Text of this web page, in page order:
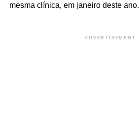
mesma clínica, em janeiro deste ano.
ADVERTISEMENT